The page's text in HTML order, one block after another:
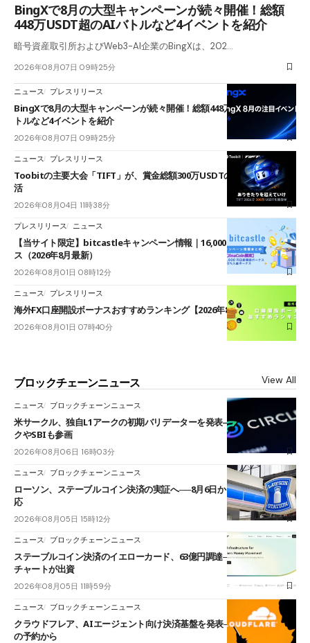
BingXで8月の大型キャンペーンが続々開催！総額
448万USDT超のAIバトルなど4イベントを紹介
暗号資産取引所およびWeb3-AI企業のBingXは、202…
2026年08月07日 09時25分
ニュース プレスリリース
BingXで8月の大型キャンペーンが続々開催！総額448万USDT超のAIバ
トルなど4イベントを紹介
2026年08月07日 09時25分
ニュース プレスリリース
Toobitの主要大会「TIFT」が、賞金総額300万USDTのレースとして復
活
2026年08月04日 11時38分
プレスリリース ニュース
【当サイト限定】bitcastleキャンペーン情報｜16,000円口座開設ボーナ
ス（2026年8月最新）
2026年08月01日 08時12分
ニュース プレスリリース
海外FX口座開設ボーナスおすすめランキング【2026年8月最新】
2026年08月01日 07時40分
ブロックチェーンニュース View All
ニュース ブロックチェーンニュース
米サークル、独自L1アークの初期バリデーターを発表――ブラックロッ
クやSBIも参画
2026年08月06日 16時03分
ニュース ブロックチェーンニュース
ローソン、ステーブルコイン決済の実証へ──8月6日からJPYCやUSDC対
応
2026年08月05日 15時12分
ニュース ブロックチェーンニュース
ステーブルコイン決済のイエローカード、63億円調達──ソニーやスタン
チャートが出資
2026年08月05日 11時59分
ニュース ブロックチェーンニュース
クラウドフレア、AIエージェント向け決済基盤を発表──まずハンドル名
の予約から